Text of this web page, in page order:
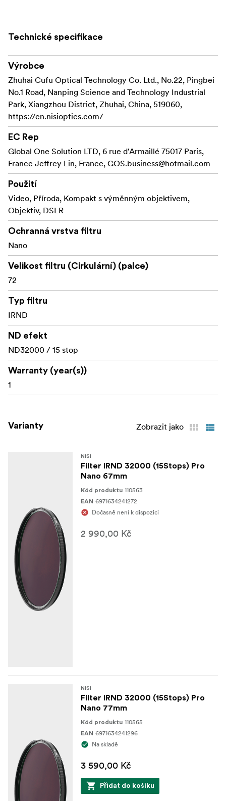
riziko nežádoucích odlesků a odrazů.
mastnotu
SpeciálníIR povlak eliminuje infračervené světloa
pomáhá zajistit neutrální reprodukci barev i při dlouhých
expozičních časech.
Rámeček filtru je
pouhých 3,5mm
širokoúhlé objektivy, aniž by došlo k vinětaci.
Hlavní vlastnosti:
• ND faktor 32000, rozšiřuje expozici o 15 EV
• Ultratenký, matný černý rámeček s tloušťkou pouhých
3,5mm
• Optické sklo nejvyšší kvality
• IR povlak snižuje riziko barevných odstínů při dlouhých
expozičních časech
• Nano povlak odpuzuje vodu, mastnotu a prach
• Velmi snadno se čistí
Technické specifikace
Výrobce
Zhuhai Cufu Optical Technology Co. Ltd., No.22, Pingbei
No.1 Road, Nanping Science and Technology Industrial
Park, Xiangzhou District, Zhuhai, China, 519060,
https://en.nisioptics.com/
EC Rep
Global One Solution LTD, 6 rue d'Armaillé 75017 Paris,
France Jeffrey Lin, France, GOS.business@hotmail.com
Použití
Video, Příroda, Kompakt s výměnným objektivem,
Objektiv, DSLR
Ochranná vrstva filtru
Nano
Velikost filtru (Cirkulární) (palce)
72
Typ filtru
IRND
ND efekt
ND32000 / 15 stop
Warranty (year(s))
1
Varianty Zobrazit jako
NISI
Filter IRND 32000 (15Stops) Pro
Nano 67mm
Kód produktu 110563
EAN 6971634241272
Dočasně není k dispozici
2 990,00 Kč
NISI
Filter IRND 32000 (15Stops) Pro
Nano 77mm
Kód produktu 110565
EAN 6971634241296
Na skladě
3 590,00 Kč
Přidat do košíku